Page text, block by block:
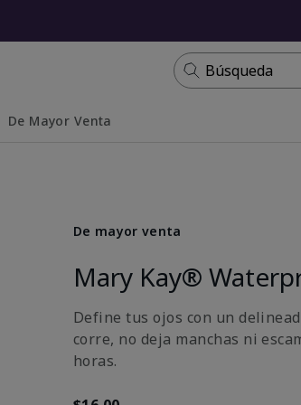
Búsqueda
De Mayor Venta
De mayor venta
Mary Kay®
Define tus ojos con un
corre, no deja manchas ni
horas.